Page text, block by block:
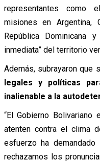
representantes como
misiones en Argentina,
República Dominicana
inmediata” del territorio
Además, subrayaron que
legales y políticas
inalienable a la
“El Gobierno
atenten contra el clima
esfuerzo ha
rechazamos los